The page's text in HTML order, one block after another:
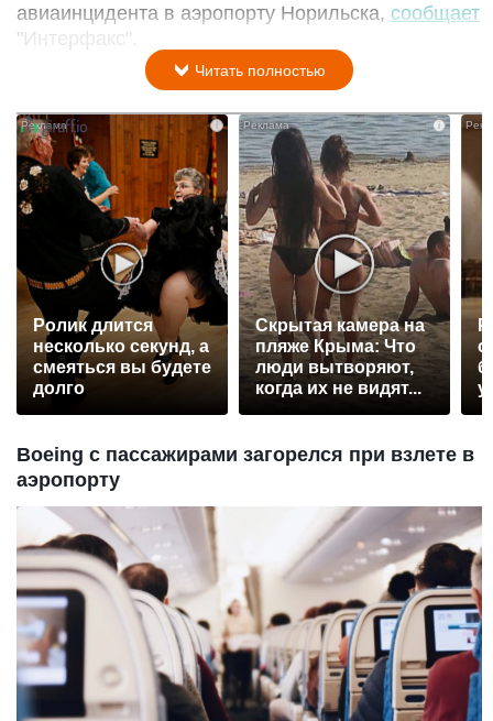
авиаинцидента в аэропорту Норильска, сообщает
"Интерфакс".
Читать полностью
Ролик длится
несколько секунд, а
смеяться вы будете
долго
i
Скрытая камера на
пляже Крыма: Что
люди вытворяют,
когда их не видят...
Boeing с пассажирами загорелся при взлете в
аэропорту